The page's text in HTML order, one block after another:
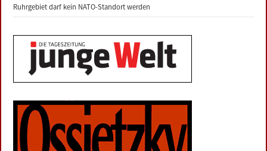
Ruhrgebiet darf kein NATO-Standort werden